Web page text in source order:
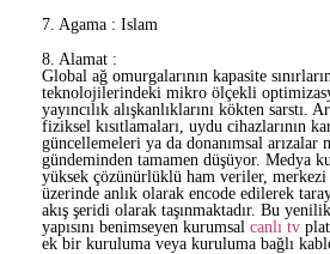
7. Agama : Islam
8. Alamat :
Global ağ omurgalarının kapasite
teknolojilerindeki mikro ölçekli
yayıncılık alışkanlıklarını kökten sarstı.
fiziksel kısıtlamaları, uydu cihazlarının
güncellemeleri ya da donanımsal
gündeminden tamamen düşüyor. Medya
yüksek çözünürlüklü ham veriler,
üzerinde anlık olarak encode edilerek
akış şeridi olarak taşınmaktadır. Bu
yapısını benimseyen kurumsal canlı tv
ek bir kuruluma veya kuruluma bağlı